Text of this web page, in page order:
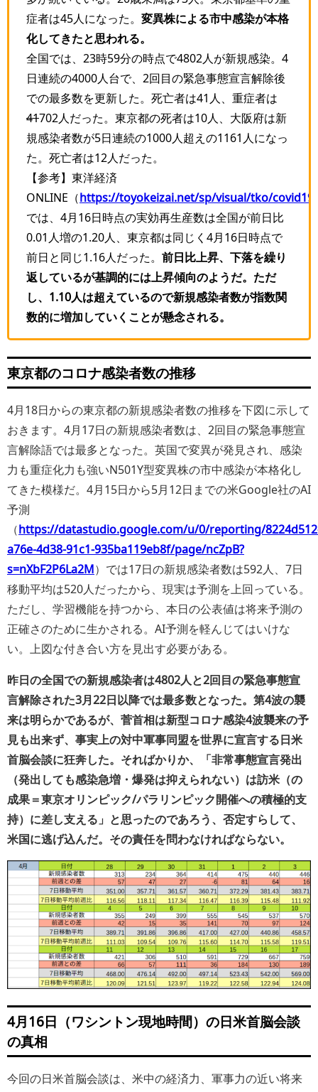
症者は45人になった。 変異株による市中感染が本格
化してきたと思われる。
全国では、23時59分の時点で4802人が新規感染。4
日連続の4000人台で、2回目の緊急事態宣言解除後
での最多数を更新した。死亡者は41人、重症者は
41702人だった。東京都の死者は10人、大阪府は新
規感染者数が5日連続の1000人超えの1161人になっ
た。死亡者は12人だった。
【参考】東洋経済
ONLINE（https://toyokeizai.net/sp/visual/tko/covid19/
では、4月16日時点の実効再生産数は全国が前日比
0.01人増の1.20人、東京都は同じく4月16日時点で
前日と同じ1.16人だった。 前日比上昇、下落を繰り
返しているが基調的には上昇傾向のようだ。ただ
し、1.10人は超えているので新規感染者数が指数関
数的に増加していくことが懸念される。
東京都のコロナ感染者数の推移
4月18日からの東京都の新規感染者数の推移を下図に示して
おきます。4月17日の新規感染者数は、2回目の緊急事態宣
言解除語では最多となった。英国で変異が発見され、感染
力も重症化力も強いN501Y型変異株の市中感染が本格化し
てきた模様だ。4月15日から5月12日までの米Google社のAI
予測
（https://datastudio.google.com/u/0/reporting/
a76e-4d38-91c1-935ba119eb8f/page/ncZpB?
s=nXbF2P6La2M）では17日の新規感染者数は592人、7日
移動平均は520人だったから、現実は予測を上回っている。
ただし、学習機能を持つから、本日の公表値は将来予測の
正確さのために生かされる。AI予測を軽んじてはいけな
い。上図な付き合い方を見出す必要がある。
昨日の全国での新規感染者は4802人と2回目の緊急事態宣
言解除された3月22日以降では最多数となった。第4波の襲
来は明らかであるが、菅首相は新型コロナ感染4波襲来の予
見も出来ず、事実上の対中軍事同盟を世界に宣言する日米
首脳会談に狂奔した。そればかりか、「非常事態宣言発出
（発出しても感染急増・爆発は抑えられない）は訪米（の
成果＝東京オリンピック/パラリンピック開催への積極的支
持）に差し支える」と思ったのであろう、否定すらして、
米国に逃げ込んだ。その責任を問わなければならない。
4月16日（ワシントン現地時間）の日米首脳会談
の真相
今回の日米首脳会談は、米中の経済力、軍事力の近い将来